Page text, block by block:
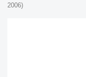
2006)